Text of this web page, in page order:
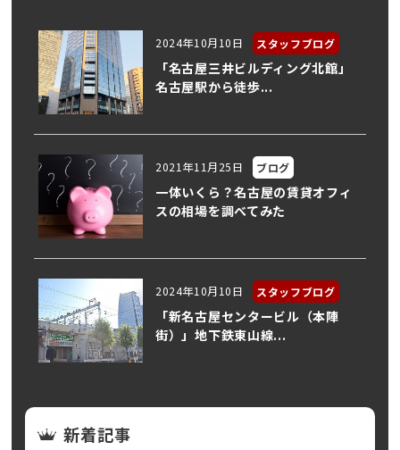
2024年10月10日 スタッフブログ
「名古屋三井ビルディング北館」
名古屋駅から徒歩...
2021年11月25日 ブログ
一体いくら？名古屋の賃貸オフィ
スの相場を調べてみた
2024年10月10日 スタッフブログ
「新名古屋センタービル（本陣
街）」地下鉄東山線...
新着記事